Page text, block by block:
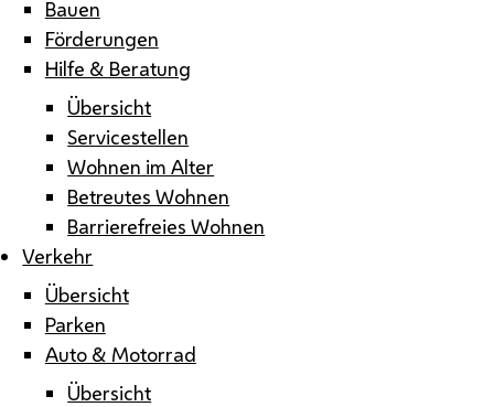
Bauen
Förderungen
Hilfe & Beratung
Übersicht
Servicestellen
Wohnen im Alter
Betreutes Wohnen
Barrierefreies Wohnen
Verkehr
Übersicht
Parken
Auto & Motorrad
Übersicht